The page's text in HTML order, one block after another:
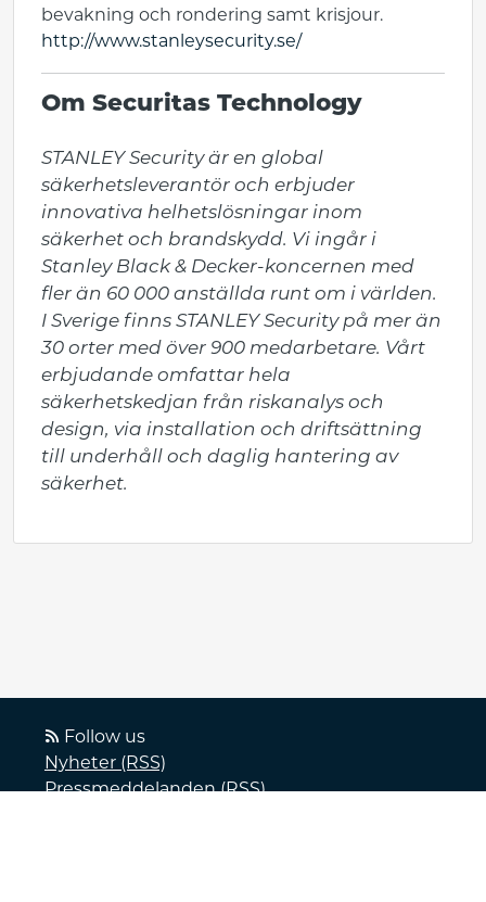
bevakning och rondering samt krisjour.
http://www.stanleysecurity.se/
Om Securitas Technology
STANLEY Security är en global
säkerhetsleverantör och erbjuder
innovativa helhetslösningar inom
säkerhet och brandskydd. Vi ingår i
Stanley Black & Decker-koncernen med
fler än 60 000 anställda runt om i världen.
I Sverige finns STANLEY Security på mer än
30 orter med över 900 medarbetare. Vårt
erbjudande omfattar hela
säkerhetskedjan från riskanalys och
design, via installation och driftsättning
till underhåll och daglig hantering av
säkerhet.
Follow us
Nyheter (RSS)
Pressmeddelanden (RSS)